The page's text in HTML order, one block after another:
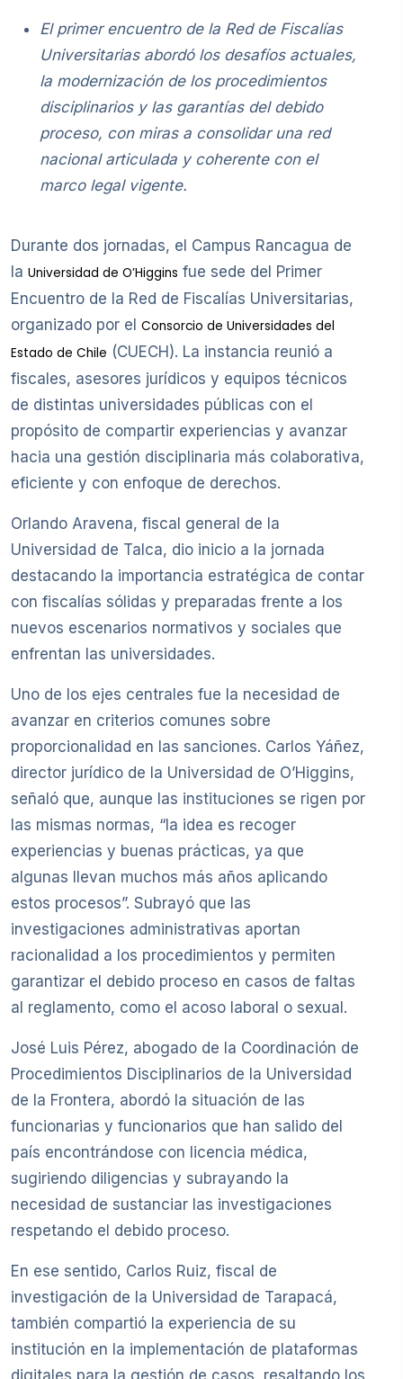
El primer encuentro de la Red de Fiscalías
Universitarias abordó los desafíos actuales,
la modernización de los procedimientos
disciplinarios y las garantías del debido
proceso, con miras a consolidar una red
nacional articulada y coherente con el
marco legal vigente.
Durante dos jornadas, el Campus Rancagua de
la Universidad de O’Higgins fue sede del Primer
Encuentro de la Red de Fiscalías Universitarias,
organizado por el Consorcio de Universidades del
Estado de Chile (CUECH). La instancia reunió a
fiscales, asesores jurídicos y equipos técnicos
de distintas universidades públicas con el
propósito de compartir experiencias y avanzar
hacia una gestión disciplinaria más colaborativa,
eficiente y con enfoque de derechos.
Orlando Aravena, fiscal general de la
Universidad de Talca, dio inicio a la jornada
destacando la importancia estratégica de contar
con fiscalías sólidas y preparadas frente a los
nuevos escenarios normativos y sociales que
enfrentan las universidades.
Uno de los ejes centrales fue la necesidad de
avanzar en criterios comunes sobre
proporcionalidad en las sanciones. Carlos Yáñez,
director jurídico de la Universidad de O’Higgins,
señaló que, aunque las instituciones se rigen por
las mismas normas, “la idea es recoger
experiencias y buenas prácticas, ya que
algunas llevan muchos más años aplicando
estos procesos”. Subrayó que las
investigaciones administrativas aportan
racionalidad a los procedimientos y permiten
garantizar el debido proceso en casos de faltas
al reglamento, como el acoso laboral o sexual.
José Luis Pérez, abogado de la Coordinación de
Procedimientos Disciplinarios de la Universidad
de la Frontera, abordó la situación de las
funcionarias y funcionarios que han salido del
país encontrándose con licencia médica,
sugiriendo diligencias y subrayando la
necesidad de sustanciar las investigaciones
respetando el debido proceso.
En ese sentido, Carlos Ruiz, fiscal de
investigación de la Universidad de Tarapacá,
también compartió la experiencia de su
institución en la implementación de plataformas